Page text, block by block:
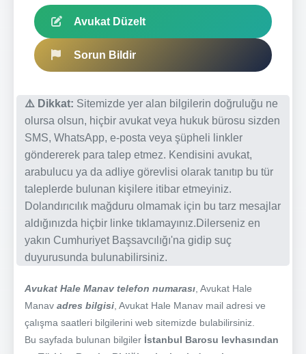
Avukat Düzelt
Sorun Bildir
⚠️ Dikkat: Sitemizde yer alan bilgilerin doğruluğu ne
olursa olsun, hiçbir avukat veya hukuk bürosu sizden
SMS, WhatsApp, e-posta veya şüpheli linkler
göndererek para talep etmez. Kendisini avukat,
arabulucu ya da adliye görevlisi olarak tanıtıp bu tür
taleplerde bulunan kişilere itibar etmeyiniz.
Dolandırıcılık mağduru olmamak için bu tarz mesajlar
aldığınızda hiçbir linke tıklamayınız.Dilerseniz en
yakın Cumhuriyet Başsavcılığı'na gidip suç
duyurusunda bulunabilirsiniz.
Avukat Hale Manav telefon numarası , Avukat Hale
Manav adres bilgisi , Avukat Hale Manav mail adresi ve
çalışma saatleri bilgilerini web sitemizde bulabilirsiniz.
Bu sayfada bulunan bilgiler İstanbul Barosu levhasından